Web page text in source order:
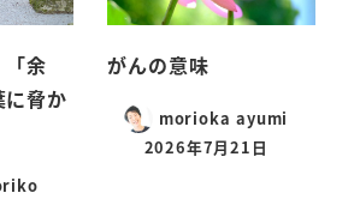
「余
脅か
がんの意味
morioka ayumi
2026年7月21日